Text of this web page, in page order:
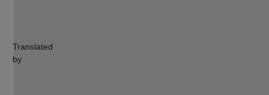
Translated
by